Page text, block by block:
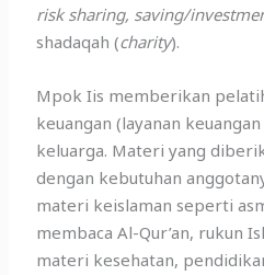
risk sharing, saving/
shadaqah (charity).
Mpok Iis memberikan
keuangan (layanan
keluarga. Materi yang
dengan kebutuhan
materi keislaman seperti
membaca Al-Qur’an, rukun
materi kesehatan,